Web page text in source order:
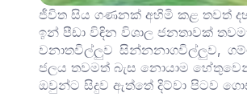
ජීවිත සිය ගණනක් අහිමි කළ තවත්
ඉන් පීඩා විඳින විශාල ජනතාවක්
වනාතවිල්ලුව සින්නනාගවිල්ලුව,
ජලය තවමත් බැස නොයාම
ඔවුන්ට සිදුව ඇත්තේ දිට්වා පිටව